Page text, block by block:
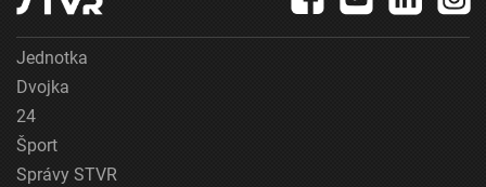
Jednotka
Dvojka
24
Šport
Správy STVR